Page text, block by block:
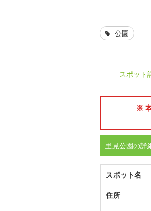
公園
スポット
※
里見公園の詳
スポット名
住所